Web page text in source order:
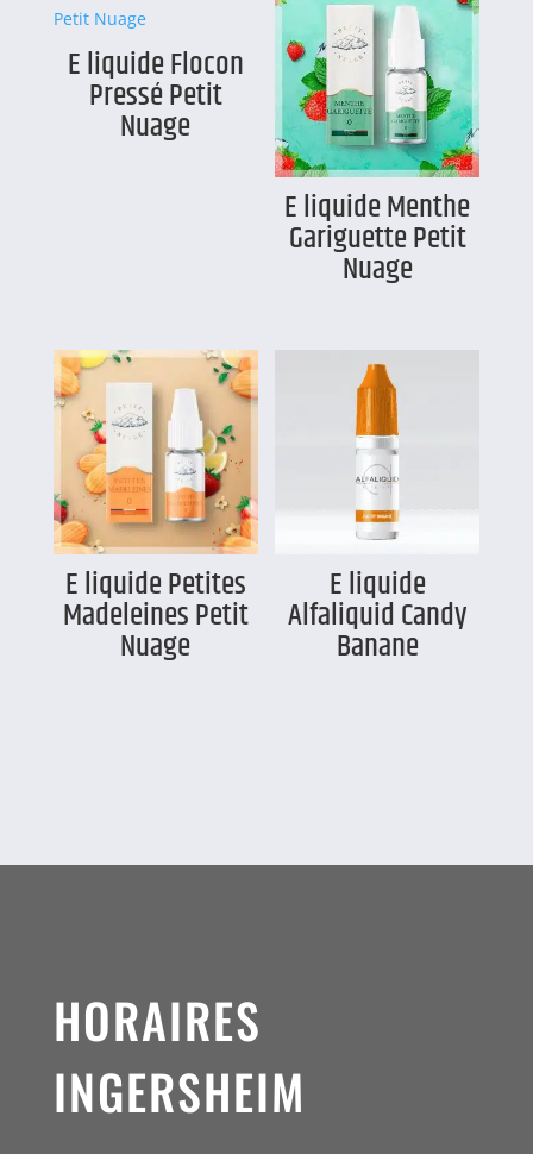
E liquide Flocon
Pressé Petit
Nuage
E liquide Menthe
Gariguette Petit
Nuage
E liquide Petites
Madeleines Petit
Nuage
E liquide
Alfaliquid Candy
Banane
HORAIRES
INGERSHEIM